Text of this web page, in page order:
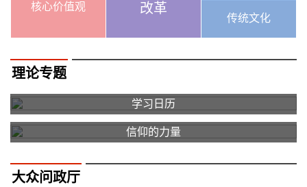
核心价值观
改革
传统文化
理论专题
学习日历
信仰的力量
大众问政厅